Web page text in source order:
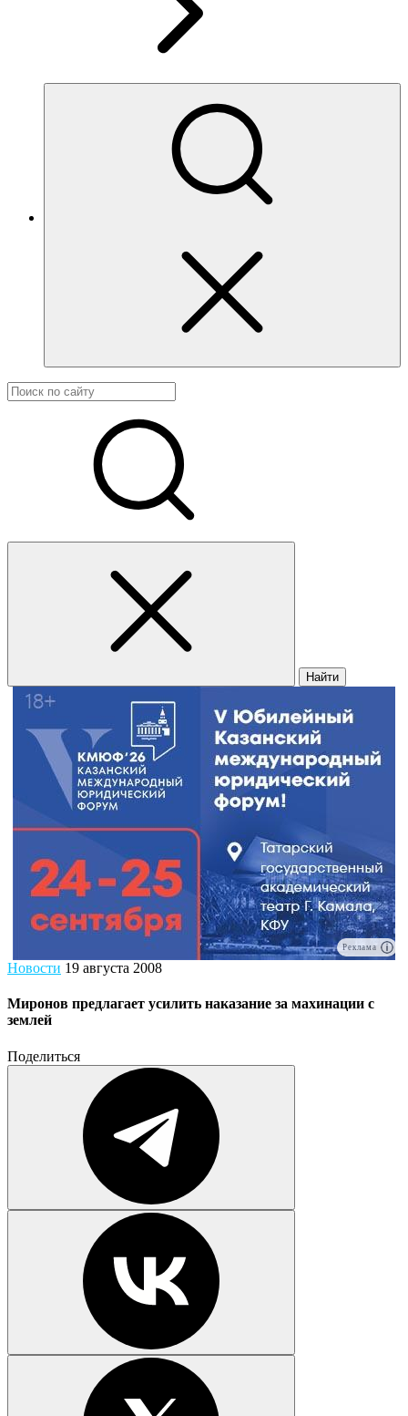
Найти
Реклама
Новости 19 августа 2008
Миронов предлагает усилить наказание за махинации с
землей
Поделиться